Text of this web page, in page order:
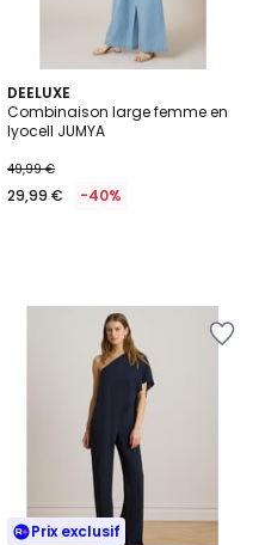
DEELUXE
Combinaison large femme en
lyocell JUMYA
49,99 €
29,99 € -40%
Prix exclusif